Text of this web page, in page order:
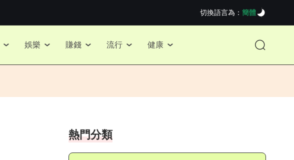
切換語言為： 簡體
娛樂 賺錢 流行 健康
熱門分類